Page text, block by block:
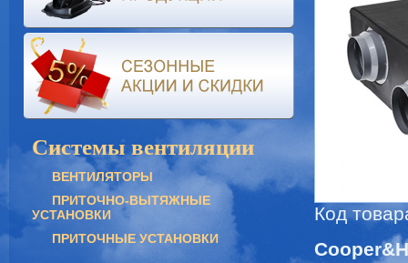
Системы вентиляции
ВЕНТИЛЯТОРЫ
ПРИТОЧНО-ВЫТЯЖНЫЕ
УСТАНОВКИ
ПРИТОЧНЫЕ УСТАНОВКИ
Код